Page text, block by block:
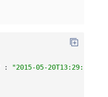
:
"2015-05-